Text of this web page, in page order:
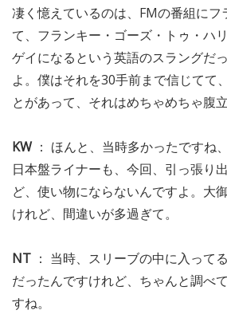
凄く憶えているのは、FMの番組にフ
て、フランキー・ゴーズ・トゥ・ハ
ゲイになるという英語のスラングだ
よ。僕はそれを30手前まで信じてて
とがあって、それはめちゃめちゃ腹立
KW： ほんと、当時多かったですね
日本盤ライナーも、今回、引っ張り
ど、使い物にならないんですよ。大
けれど、間違いが多過ぎて。
NT ： 当時、スリーブの中に入って
だったんですけれど、ちゃんと調べ
すね。